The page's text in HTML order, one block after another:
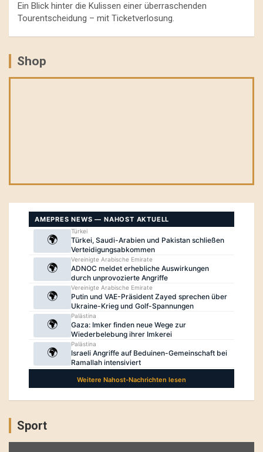
Ein Blick hinter die Kulissen einer überraschenden
Tourentscheidung – mit Ticketverlosung.
Shop
Sport